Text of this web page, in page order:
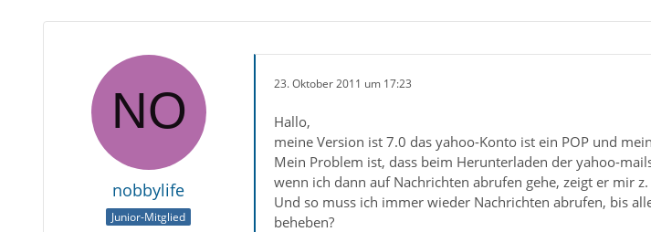
nobbylife
Junior-Mitglied
23. Oktober 2011 um 17:23
Hallo,
meine Version ist 7.0 das yahoo-Konto ist ein POP und
Mein Problem ist, dass beim Herunterladen der yahoo-
wenn ich dann auf Nachrichten abrufen gehe, zeigt er mir
Und so muss ich immer wieder Nachrichten abrufen, bis
beheben?